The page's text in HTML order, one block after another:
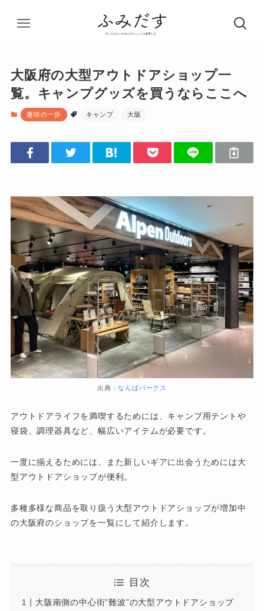
大阪府の大型アウトドアショップ一
覧。キャンプグッズを買うならここへ
趣味の一歩 キャンプ 大阪
出典：なんばパークス
アウトドアライフを満喫するためには、キャンプ用テントや
寝袋、調理器具など、幅広いアイテムが必要です。
一度に揃えるためには、また新しいギアに出会うためには大
型アウトドアショップが便利。
多種多様な商品を取り扱う大型アウトドアショップが増加中
の大阪府のショップを一覧にして紹介します。
目次
大阪南側の中心街”難波”の大型アウトドアショップ